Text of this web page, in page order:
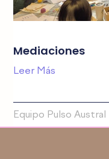
Mediaciones
Leer Más
Equipo Pulso Austral